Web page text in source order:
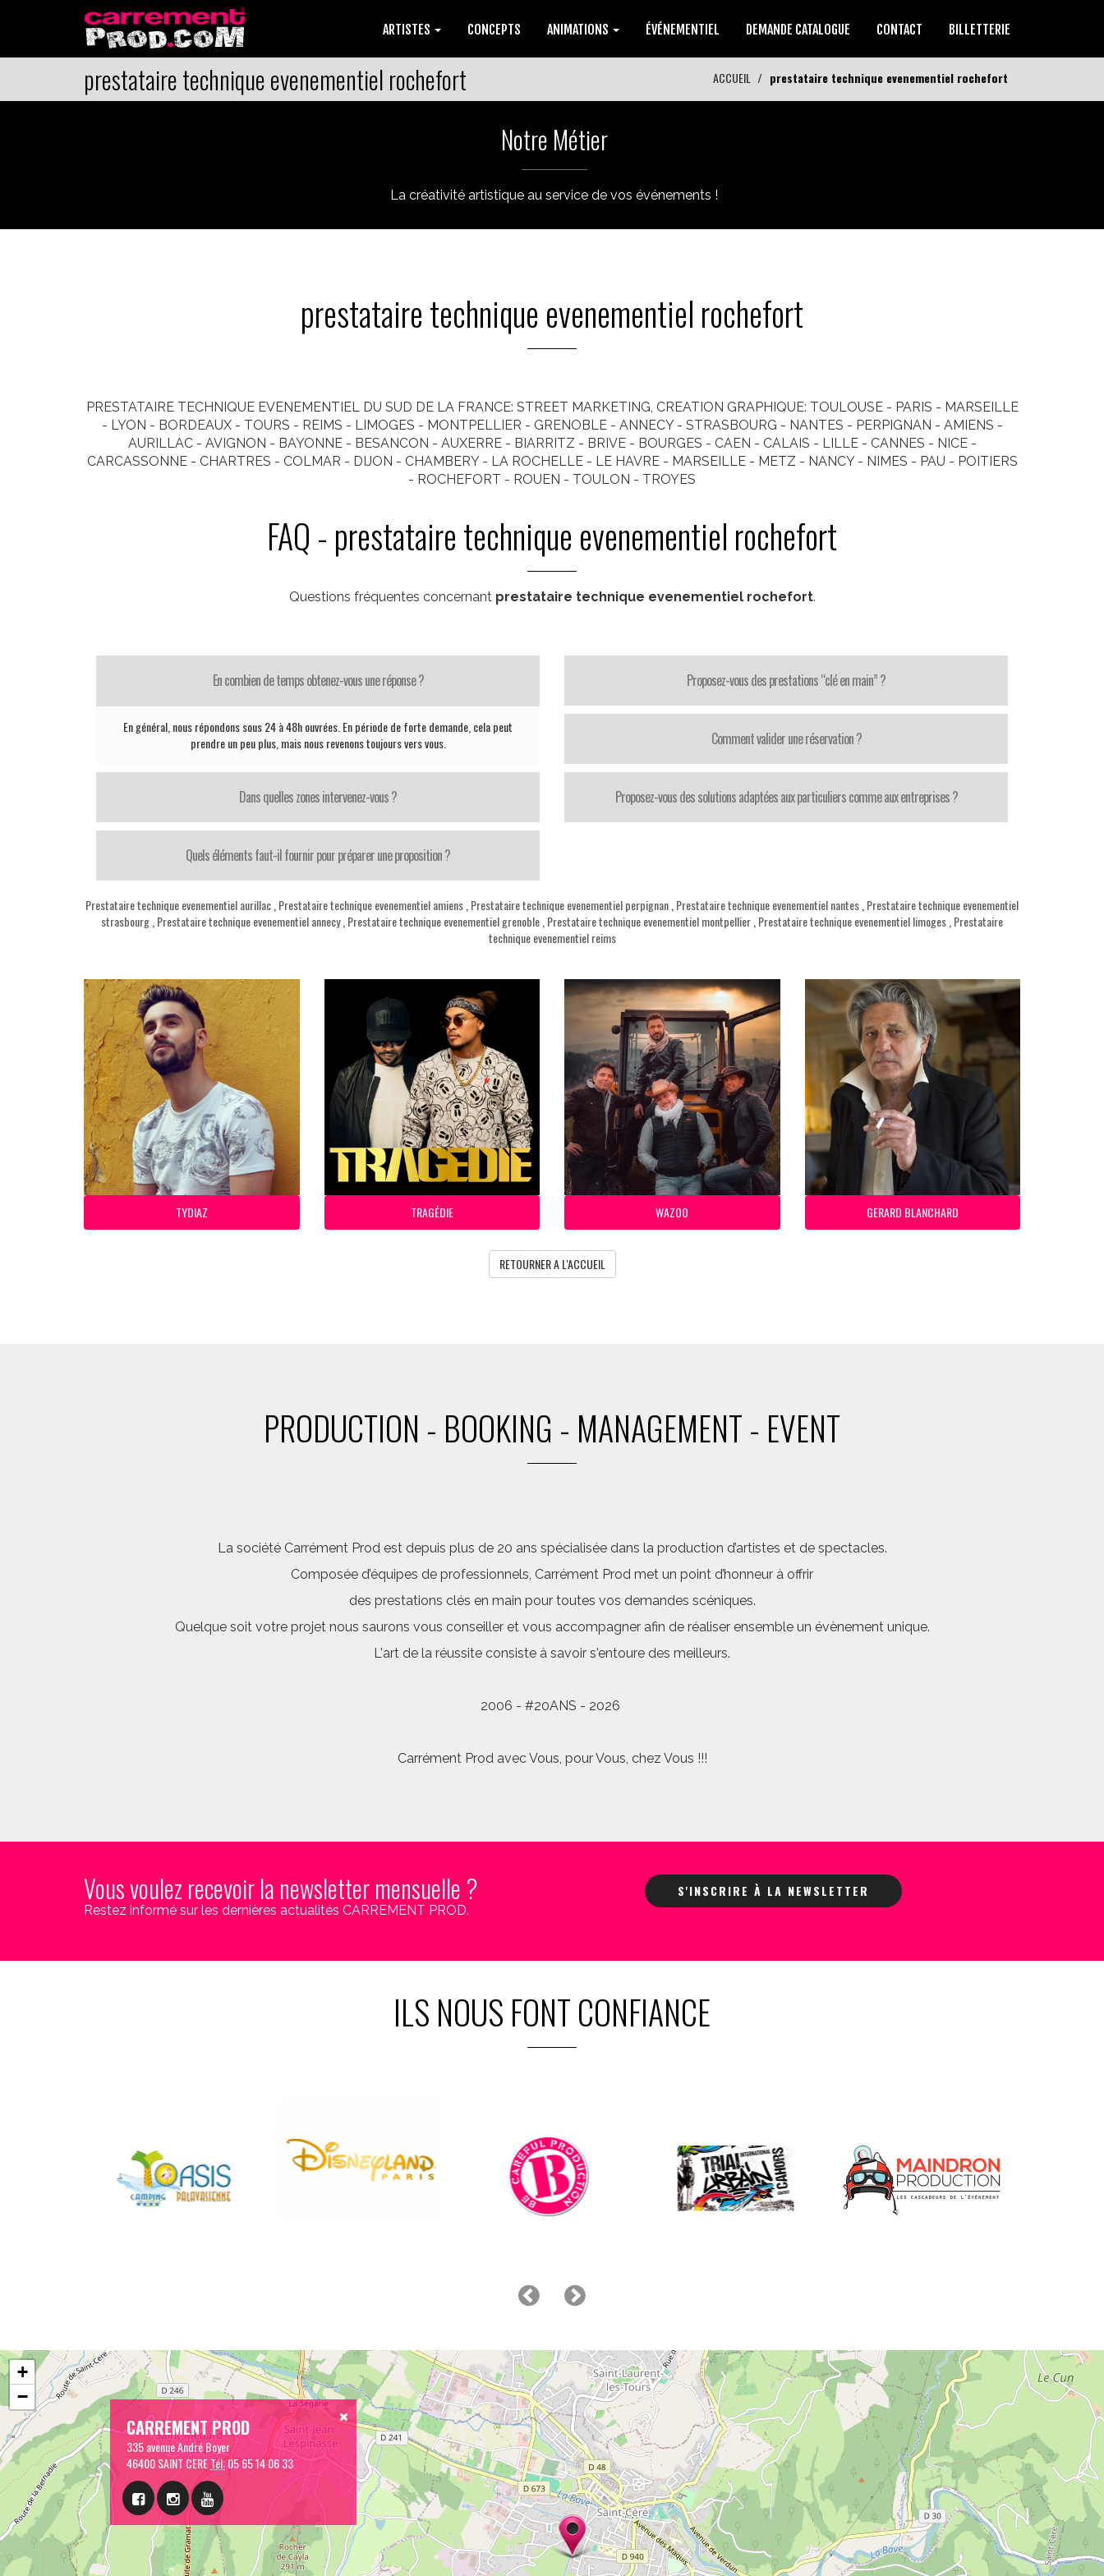
ARTISTES CONCEPTS ANIMATIONS ÉVÉNEMENTIEL DEMANDE CATALOGUE CONTACT BILLETTERIE
prestataire technique evenementiel rochefort ACCUEIL prestataire technique evenementiel rochefort
Notre Métier
La créativité artistique au service de vos événements !
prestataire technique evenementiel rochefort
PRESTATAIRE TECHNIQUE EVENEMENTIEL DU SUD DE LA FRANCE: STREET MARKETING, CREATION GRAPHIQUE: TOULOUSE - PARIS - MARSEILLE
- LYON - BORDEAUX - TOURS - REIMS - LIMOGES - MONTPELLIER - GRENOBLE - ANNECY - STRASBOURG - NANTES - PERPIGNAN - AMIENS -
AURILLAC - AVIGNON - BAYONNE - BESANCON - AUXERRE - BIARRITZ - BRIVE - BOURGES - CAEN - CALAIS - LILLE - CANNES - NICE -
CARCASSONNE - CHARTRES - COLMAR - DIJON - CHAMBERY - LA ROCHELLE - LE HAVRE - MARSEILLE - METZ - NANCY - NIMES - PAU - POITIERS
- ROCHEFORT - ROUEN - TOULON - TROYES
FAQ - prestataire technique evenementiel rochefort
Questions fréquentes concernant prestataire technique evenementiel rochefort.
En combien de temps obtenez-vous une réponse ?
En général, nous répondons sous 24 à 48h ouvrées. En période de forte demande, cela peut
prendre un peu plus, mais nous revenons toujours vers vous.
Dans quelles zones intervenez-vous ?
Quels éléments faut-il fournir pour préparer une proposition ?
Proposez-vous des prestations “clé en main” ?
Comment valider une réservation ?
Proposez-vous des solutions adaptées aux particuliers comme aux entreprises ?
Prestataire technique evenementiel aurillac Prestataire technique evenementiel amiens Prestataire technique evenementiel perpignan Prestataire technique evenementiel nantes Prestataire technique evenementiel
strasbourg Prestataire technique evenementiel annecy, Prestataire technique evenementiel grenoble Prestataire technique evenementiel montpellier Prestataire technique evenementiel limoges Prestataire
technique evenementiel reims
TYDIAZ TRAGÉDIE WAZOO GERARD BLANCHARD
RETOURNER A L'ACCUEIL
PRODUCTION - BOOKING - MANAGEMENT - EVENT
La société Carrément Prod est depuis plus de 20 ans spécialisée dans la production d’artistes et de spectacles.
Composée d’équipes de professionnels, Carrément Prod met un point d’honneur à offrir
des prestations clés en main pour toutes vos demandes scéniques.
Quelque soit votre projet nous saurons vous conseiller et vous accompagner afin de réaliser ensemble un évènement unique.
L'art de la réussite consiste à savoir s'entoure des meilleurs.
2006 - #20ANS - 2026
Carrément Prod avec Vous, pour Vous, chez Vous !!!
Vous voulez recevoir la newsletter mensuelle ?
Restez informé sur les dernières actualités CARREMENT PROD.
S'INSCRIRE À LA NEWSLETTER
ILS NOUS FONT CONFIANCE
CARREMENT PROD
335 avenue André Boyer
46400 SAINT CERETél:05 65 14 06 33
+
−